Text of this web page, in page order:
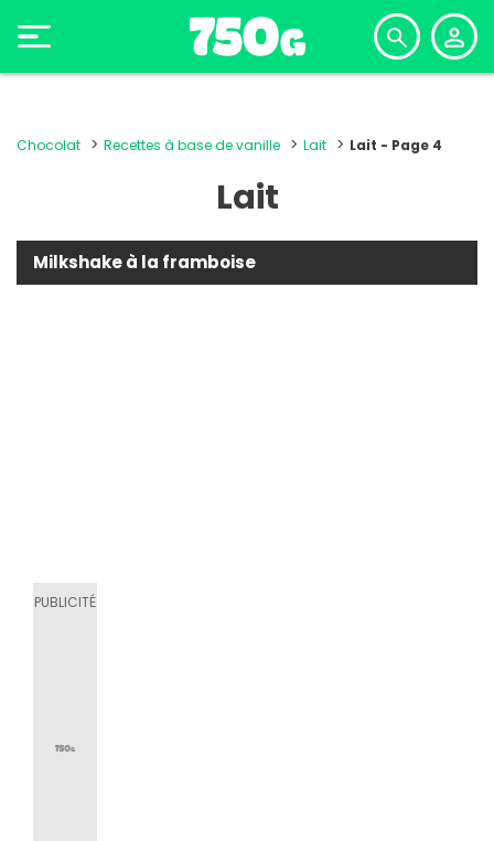
Chocolat Recettes à base de vanille Lait Lait - Page 4
Lait
Milkshake à la framboise